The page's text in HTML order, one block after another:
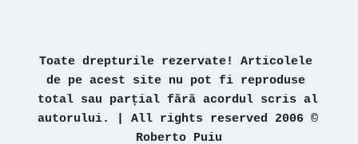
Toate drepturile rezervate! Articolele
de pe acest site nu pot fi reproduse
total sau parțial fără acordul scris al
autorului. | All rights reserved 2006 ©
Roberto Puiu